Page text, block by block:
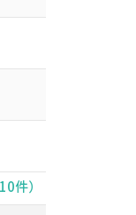
件）